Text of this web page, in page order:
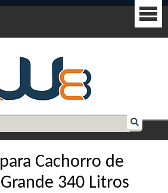
Cachorro de
340 Litros